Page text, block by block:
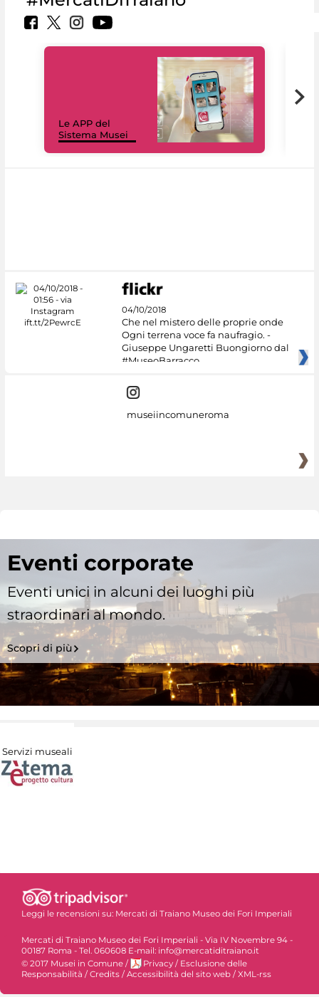
Le APP del
Sistema Musei
04/10/2018
Che nel mistero delle proprie onde
Ogni terrena voce fa naufragio. -
Giuseppe Ungaretti Buongiorno dal
#MuseoBarracco
museiincomuneroma
Eventi corporate
Eventi unici in alcuni dei luoghi più
straordinari al mondo.
Scopri di più
Servizi museali
Leggi le recensioni su: Mercati di Traiano Museo dei Fori Imperiali
Mercati di Traiano Museo dei Fori Imperiali - Via IV Novembre 94 -
00187 Roma - Tel. 060608 E-mail: info@mercatiditraiano.it
© 2017 Musei in Comune / Privacy / Esclusione delle
Responsabilità / Credits / Accessibilità del sito web / XML-rss